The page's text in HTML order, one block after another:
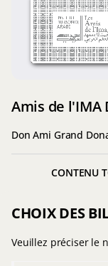
Don Ami Grand
l'IMA
Amis de l'IMA
CONTENU
CHOIX DES
Veuillez préciser le